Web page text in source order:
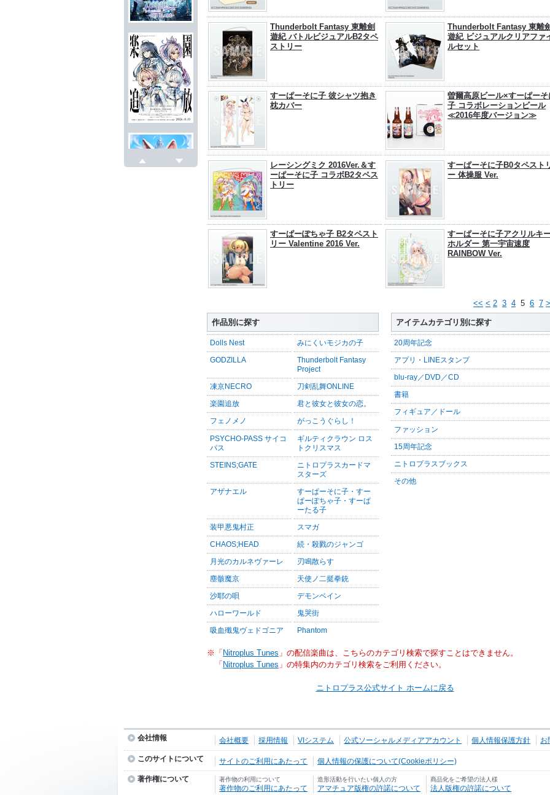
Thunderbolt Fantasy 東離劍
遊紀 バトルビジュアルB2タペ
ストリー
Thunderbolt Fantasy 東離
遊紀 ビジュアルクリアファ
ルセット
すーぱーそに子 彼シャツ抱き
枕カバー
曽爾高原ビール×すーぱーそ
子 コラボレーションビール
≪2016年度バージョン≫
レーシングミク 2016Ver.＆す
ーぱーそに子 コラボB2タペス
トリー
すーぱーそに子B0タペスト
ー 体操服 Ver.
すーぱーぽちゃ子 B2タペスト
リー Valentine 2016 Ver.
すーぱーそに子アクリルキ
ホルダー 第一宇宙速度
RAINBOW Ver.
<< < 2 3 4 5 6 7 >
作品別に探す
Dolls Nest みにくいモジカの子
GODZILLA
Thunderbolt Fantasy
Project
凍京NECRO 刀剣乱舞ONLINE
楽園追放 君と彼女と彼女の恋。
フェノメノ がっこうぐらし！
PSYCHO-PASS サイコ
パス
ギルティクラウン ロス
トクリスマス
STEINS;GATE
ニトロプラスカードマ
スターズ
アザナエル
すーぱーそに子・すー
ぱーぽちゃ子・すーぱ
ーたる子
装甲悪鬼村正 スマガ
CHAOS;HEAD 続・殺戮のジャンゴ
月光のカルネヴァーレ 刃鳴散らす
塵骸魔京 天使ノ二挺拳銃
沙耶の唄 デモンベイン
ハローワールド 鬼哭街
吸血殲鬼ヴェドゴニア Phantom
アイテムカテゴリ別に探す
20周年記念
アプリ・LINEスタンプ
blu-ray／DVD／CD
書籍
フィギュア／ドール
ファッション
15周年記念
ニトロプラスブックス
その他
※「Nitroplus Tunes 」の配信楽曲は、こちらのカテゴリ検索で探すことはできません。
「Nitroplus Tunes 」の特集内のカテゴリ検索をご利用ください。
ニトロプラス公式サイト ホームに戻る
会社情報 会社概要 採用情報 VIシステム 公式ソーシャルメディアアカウント 個人情報保護方針 お
このサイトについて サイトのご利用にあたって 個人情報の保護について(Cookieポリシー)
著作権について 著作物の利用について
著作物のご利用にあたって
造形活動を行いたい個人の方
アマチュア版権の許諾について
商品化をご希望の法人様
法人版権の許諾について